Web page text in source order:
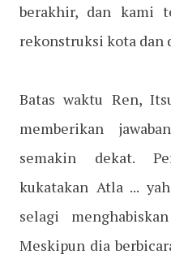
berakhir, dan kami
rekonstruksi kota dan
Batas waktu Ren,
memberikan
semakin dekat.
kukatakan Atla ...
selagi
Meskipun dia